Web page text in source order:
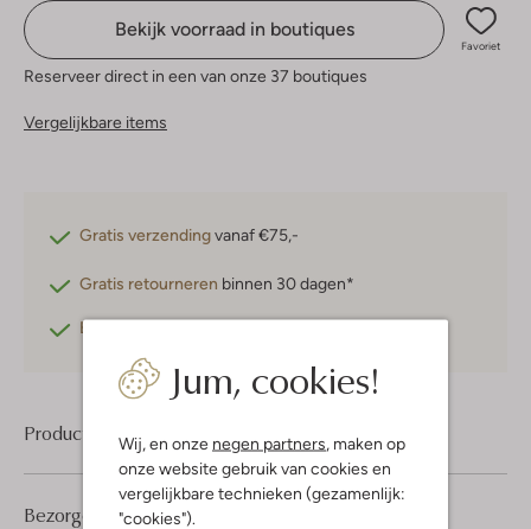
Jum, cookies!
Wij, en onze negen partners , maken op
onze website gebruik van cookies en
vergelijkbare technieken (gezamenlijk:
"cookies").
Bekijk voorraad in boutiques
Favoriet
Reserveer direct in een van onze 37 boutiques
Vergelijkbare items
Gratis verzendingvanaf €75,-
Gratis retourneren binnen 30 dagen*
Betaal achteraf
Product informatie
Bezorgen & retourneren